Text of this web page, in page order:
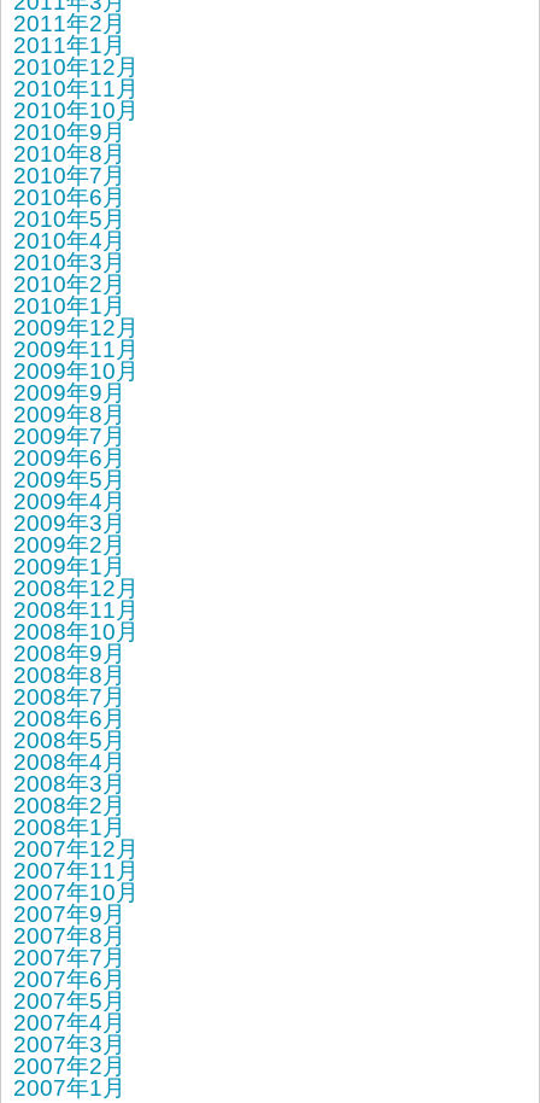
2011年2月
2011年1月
2010年12月
2010年11月
2010年10月
2010年9月
2010年8月
2010年7月
2010年6月
2010年5月
2010年4月
2010年3月
2010年2月
2010年1月
2009年12月
2009年11月
2009年10月
2009年9月
2009年8月
2009年7月
2009年6月
2009年5月
2009年4月
2009年3月
2009年2月
2009年1月
2008年12月
2008年11月
2008年10月
2008年9月
2008年8月
2008年7月
2008年6月
2008年5月
2008年4月
2008年3月
2008年2月
2008年1月
2007年12月
2007年11月
2007年10月
2007年9月
2007年8月
2007年7月
2007年6月
2007年5月
2007年4月
2007年3月
2007年2月
2007年1月